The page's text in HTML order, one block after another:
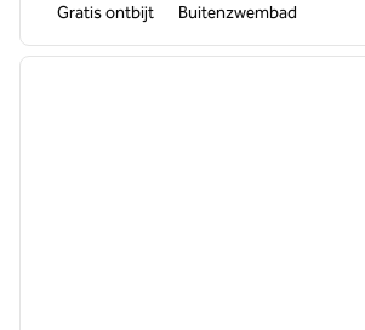
Gratis ontbijt Buitenzwembad
1 van 12